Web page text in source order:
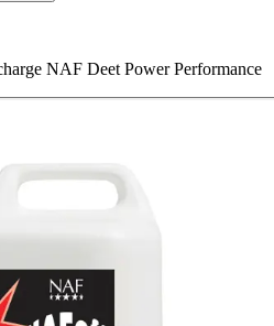
NAF Deet Power Performance